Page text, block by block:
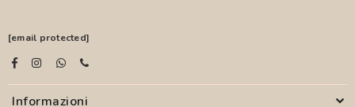
[email protected]
Informazioni